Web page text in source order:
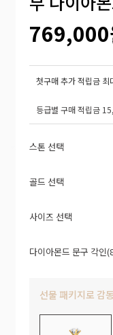
769,000
첫구매 추가 적립금
등급별 구매 적립금
스톤 선택
골드 선택
사이즈 선택
다이아몬드 문구 각인
선물 패키지로 감